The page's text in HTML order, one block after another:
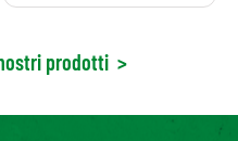
prodotti >